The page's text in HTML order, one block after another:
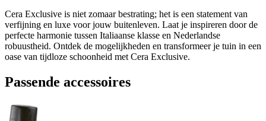
Cera Exclusive is niet zomaar bestrating; het is een statement van
verfijning en luxe voor jouw buitenleven. Laat je inspireren door de
perfecte harmonie tussen Italiaanse klasse en Nederlandse
robuustheid. Ontdek de mogelijkheden en transformeer je tuin in een
oase van tijdloze schoonheid met Cera Exclusive.
Passende accessoires